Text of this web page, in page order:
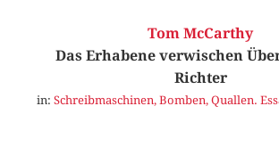
Tom McCarthy
Das Erhabene verwischen
Richter
in: Schreibmaschinen, Bomben, Quallen.